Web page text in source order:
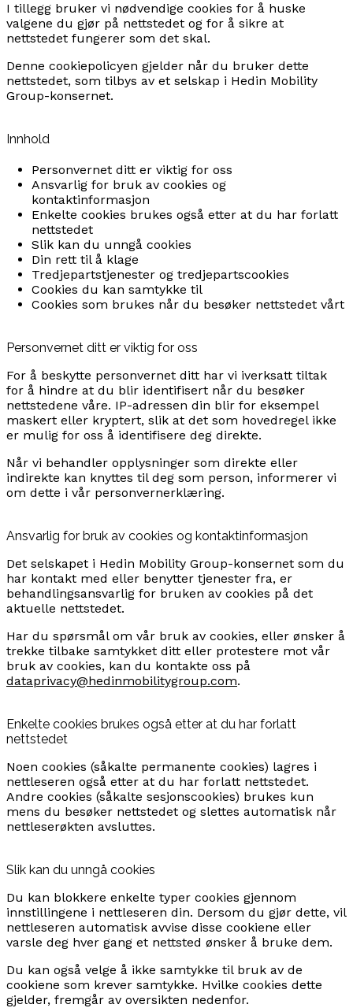
I tillegg bruker vi nødvendige cookies for å huske
valgene du gjør på nettstedet og for å sikre at
nettstedet fungerer som det skal.
Denne cookiepolicyen gjelder når du bruker dette
nettstedet, som tilbys av et selskap i Hedin Mobility
Group-konsernet.
Innhold
Personvernet ditt er viktig for oss
Ansvarlig for bruk av cookies og
kontaktinformasjon
Enkelte cookies brukes også etter at du har forlatt
nettstedet
Slik kan du unngå cookies
Din rett til å klage
Tredjepartstjenester og tredjepartscookies
Cookies du kan samtykke til
Cookies som brukes når du besøker nettstedet vårt
Personvernet ditt er viktig for oss
For å beskytte personvernet ditt har vi iverksatt tiltak
for å hindre at du blir identifisert når du besøker
nettstedene våre. IP-adressen din blir for eksempel
maskert eller kryptert, slik at det som hovedregel ikke
er mulig for oss å identifisere deg direkte.
Når vi behandler opplysninger som direkte eller
indirekte kan knyttes til deg som person, informerer vi
om dette i vår personvernerklæring.
Ansvarlig for bruk av cookies og kontaktinformasjon
Det selskapet i Hedin Mobility Group-konsernet som du
har kontakt med eller benytter tjenester fra, er
behandlingsansvarlig for bruken av cookies på det
aktuelle nettstedet.
Har du spørsmål om vår bruk av cookies, eller ønsker å
trekke tilbake samtykket ditt eller protestere mot vår
bruk av cookies, kan du kontakte oss på
dataprivacy@hedinmobilitygroup.com.
Enkelte cookies brukes også etter at du har forlatt
nettstedet
Noen cookies (såkalte permanente cookies) lagres i
nettleseren også etter at du har forlatt nettstedet.
Andre cookies (såkalte sesjonscookies) brukes kun
mens du besøker nettstedet og slettes automatisk når
nettleserøkten avsluttes.
Slik kan du unngå cookies
Du kan blokkere enkelte typer cookies gjennom
innstillingene i nettleseren din. Dersom du gjør dette, vil
nettleseren automatisk avvise disse cookiene eller
varsle deg hver gang et nettsted ønsker å bruke dem.
Du kan også velge å ikke samtykke til bruk av de
cookiene som krever samtykke. Hvilke cookies dette
gjelder, fremgår av oversikten nedenfor.